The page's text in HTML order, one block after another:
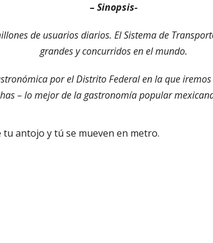
– Sinopsis-
de usuarios diarios. El Sistema de
grandes y concurridos en el mundo.
por el Distrito Federal en la que
– lo mejor de la gastronomía popular
antojo y tú se mueven en metro.